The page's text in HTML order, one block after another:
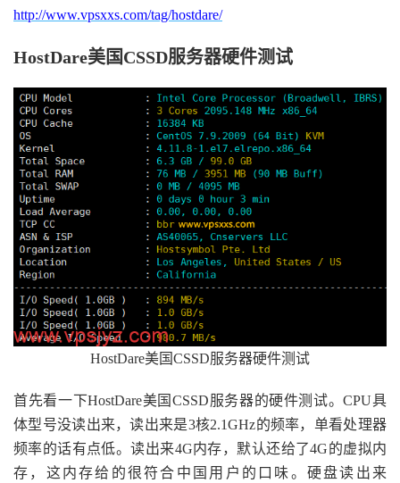
http://www.vpsxxs.com/tag/hostdare/
HostDare美国CSSD服务器硬件测试
HostDare美国CSSD服务器硬件测试
首先看一下HostDare美国CSSD服务器的硬件测试。CPU具
体型号没读出来，读出来是3核2.1GHz的频率，单看处理器
频率的话有点低。读出来4G内存，默认还给了4G的虚拟内
存，这内存给的很符合中国用户的口味。硬盘读出来